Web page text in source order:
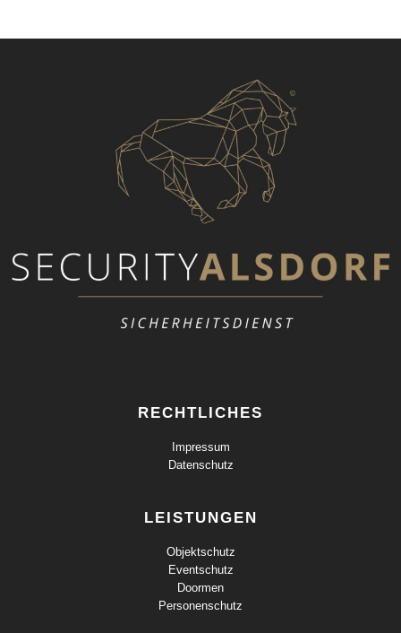
RECHTLICHES
Impressum
Datenschutz
LEISTUNGEN
Objektschutz
Eventschutz
Doormen
Personenschutz